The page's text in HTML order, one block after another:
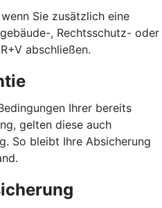
Sie zusätzlich eine
, Rechtsschutz- oder
abschließen.
Ihrer bereits
gelten diese auch
So bleibt Ihre Absicherung